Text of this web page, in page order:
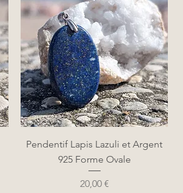
Aperçu rapide
Pendentif Lapis Lazuli et Argent
925 Forme Ovale
Prix
20,00 €